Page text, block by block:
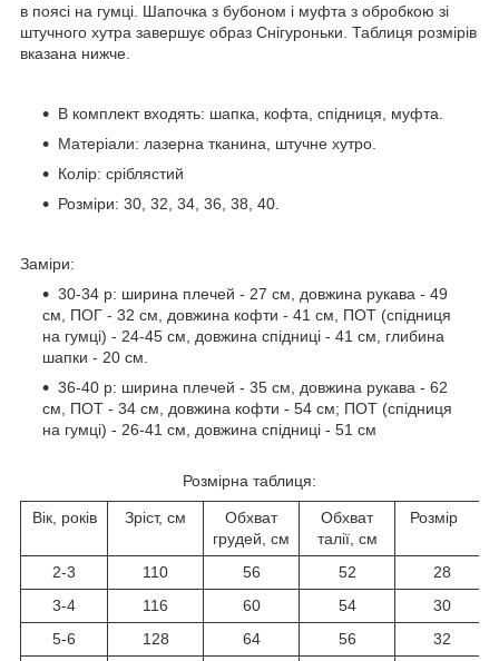
в поясі на гумці. Шапочка з бубоном і муфта з обробкою зі
штучного хутра завершує образ Снігуроньки. Таблиця розмірів
вказана нижче.
В комплект входять: шапка, кофта, спідниця, муфта.
Матеріали: лазерна тканина, штучне хутро.
Колір: сріблястий
Розміри: 30, 32, 34, 36, 38, 40.
Заміри:
30-34 р: ширина плечей - 27 см, довжина рукава - 49
см, ПОГ - 32 см, довжина кофти - 41 см, ПОТ (спідниця
на гумці) - 24-45 см, довжина спідниці - 41 см, глибина
шапки - 20 см.
36-40 р: ширина плечей - 35 см, довжина рукава - 62
см, ПОТ - 34 см, довжина кофти - 54 см; ПОТ (спідниця
на гумці) - 26-41 см, довжина спідниці - 51 см
Розмірна таблиця:
Вік, років Зріст, см
Обхват
грудей, см
Обхват
талії, см
Розмір
2-3 110 56 52
28
3-4
116 60 54
30
5-6
128 64 56
32